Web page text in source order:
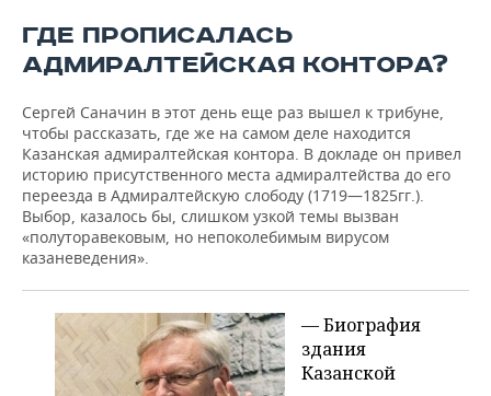
ГДЕ ПРОПИСАЛАСЬ
АДМИРАЛТЕЙСКАЯ КОНТОРА?
Сергей Саначин в этот день еще раз вышел к трибуне,
чтобы рассказать, где же на самом деле находится
Казанская адмиралтейская контора. В докладе он привел
историю присутственного места адмиралтейства до его
переезда в Адмиралтейскую слободу (1719—1825гг.).
Выбор, казалось бы, слишком узкой темы вызван
«полуторавековым, но непоколебимым вирусом
казаневедения».
— Биография
здания
Казанской